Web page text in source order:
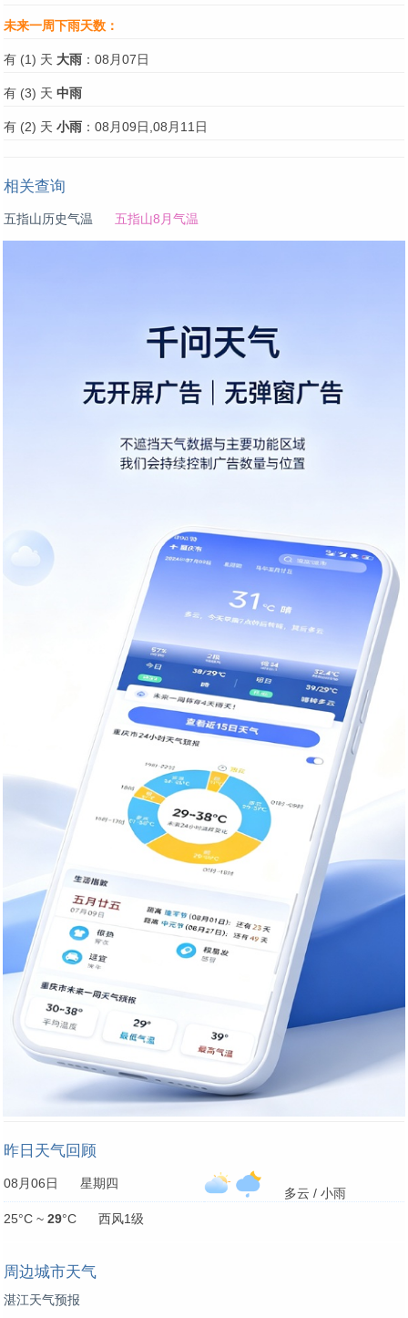
未来一周下雨天数：
有 (1) 天 大雨 ：08月07日
有 (3) 天 中雨
有 (2) 天 小雨 ：08月09日,08月11日
相关查询
五指山历史气温 五指山8月气温
昨日天气回顾
08月06日 星期四
多云 / 小雨
25°C ~ 29°C 西风1级
周边城市天气
湛江天气预报